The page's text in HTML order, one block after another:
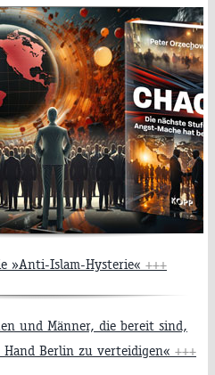
»Anti-Islam-Hysterie« +++
und Männer, die bereit sind,
Berlin zu verteidigen« +++